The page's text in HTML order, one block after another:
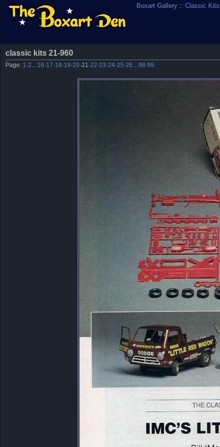
Boxart Gallery ::Classic Kits
classic kits 21-960
Page: 1 ·2 16·17·18·19·20·21 ·22·23·24·25·26 98·99